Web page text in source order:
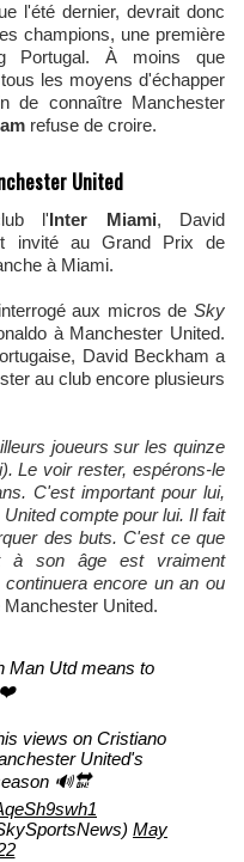
l'été dernier, devrait donc
champions, une première
Portugal. À moins que
les moyens d'échapper
de connaître Manchester
refuse de croire.
United
l'Inter Miami, David
invité au Grand Prix de
à Miami.
aux micros de Sky
à Manchester United.
David Beckham a
au club encore plusieurs
joueurs sur les quinze
Le voir rester, espérons-le
C'est important pour lui,
compte pour lui. Il fait
des buts. C'est ce que
à son âge est vraiment
encore un an ou
United.
Man Utd means to
❤️
views on Cristiano
United's
🔊🔛
May